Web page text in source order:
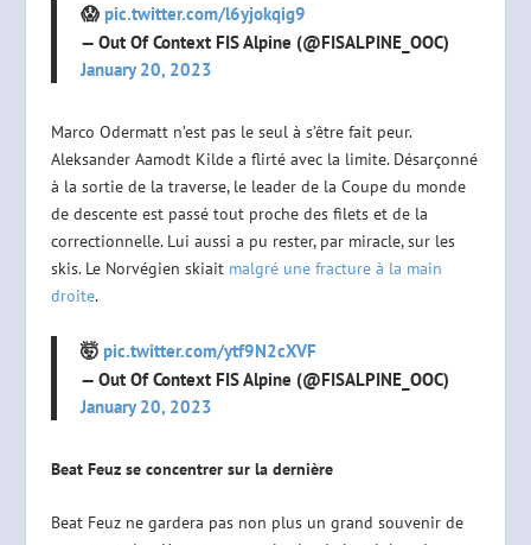
😱 pic.twitter.com/l6yjokqig9
— Out Of Context FIS Alpine (@FISALPINE_OOC)
January 20, 2023
Marco Odermatt n’est pas le seul à s’être fait peur.
Aleksander Aamodt Kilde a flirté avec la limite. Désarçonné
à la sortie de la traverse, le leader de la Coupe du monde
de descente est passé tout proche des filets et de la
correctionnelle. Lui aussi a pu rester, par miracle, sur les
skis. Le Norvégien skiait malgré une fracture à la main
droite.
🤯 pic.twitter.com/ytf9N2cXVF
— Out Of Context FIS Alpine (@FISALPINE_OOC)
January 20, 2023
Beat Feuz se concentrer sur la dernière
Beat Feuz ne gardera pas non plus un grand souvenir de